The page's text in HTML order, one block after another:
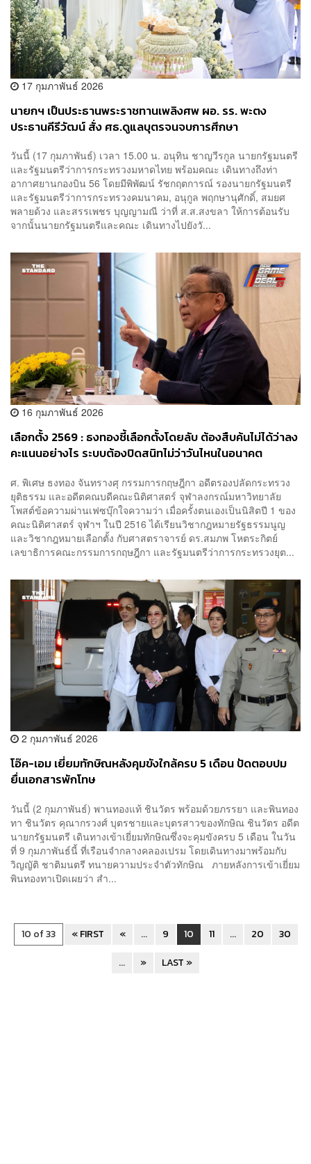
17 กุมภาพันธ์ 2026
นายกฯ เป็นประธานพระราชทานเพลิงศพ ผอ. รร. พะตง
ประธานคีรีวัฒน์ สั่ง ศธ.ดูแลบุตรจนจบการศึกษา
วันนี้ (17 กุมภาพันธ์) เวลา 15.00 น. อนุทิน ชาญวีรกูล นายกรัฐมนตรี
และรัฐมนตรีว่าการกระทรวงมหาดไทย พร้อมคณะ เดินทางถึงท่า
อากาศยานกองบิน 56 โดยมีพิพัฒน์ รัชกฤตการณ์ รองนายกรัฐมนตรี
และรัฐมนตรีว่าการกระทรวงคมนาคม, อนุกูล พฤกษานุศักดิ์, สมยศ
พลายด้วง และสรรเพชร บุญญามณี ว่าที่ ส.ส.สงขลา ให้การต้อนรับ
จากนั้นนายกรัฐมนตรีและคณะ เดินทางไปยังวั...
16 กุมภาพันธ์ 2026
เลือกตั้ง 2569 : ธงทองชี้เลือกตั้งโดยลับ ต้องสืบค้นไม่ได้ว่าลง
คะแนนอย่างไร ระบบต้องปิดสนิทไม่ว่าวันไหนในอนาคต
ศ. พิเศษ ธงทอง จันทรางศุ กรรมการกฤษฎีกา อดีตรองปลัดกระทรวง
ยุติธรรม และอดีตคณบดีคณะนิติศาสตร์ จุฬาลงกรณ์มหาวิทยาลัย
โพสต์ข้อความผ่านเฟซบุ๊กใจความว่า เมื่อครั้งตนเองเป็นนิสิตปี 1 ของ
คณะนิติศาสตร์ จุฬาฯ ในปี 2516 ได้เรียนวิชากฎหมายรัฐธรรมนูญ
และวิชากฎหมายเลือกตั้ง กับศาสตราจารย์ ดร.สมภพ โหตระกิตย์
เลขาธิการคณะกรรมการกฤษฎีกา และรัฐมนตรีว่าการกระทรวงยุต...
2 กุมภาพันธ์ 2026
โอ๊ค-เอม เยี่ยมทักษิณหลังคุมขังใกล้ครบ 5 เดือน ปัดตอบปม
ยื่นเอกสารพักโทษ
วันนี้ (2 กุมภาพันธ์) พานทองแท้ ชินวัตร พร้อมด้วยภรรยา และพินทอง
ทา ชินวัตร คุณากรวงศ์ บุตรชายและบุตรสาวของทักษิณ ชินวัตร อดีต
นายกรัฐมนตรี เดินทางเข้าเยี่ยมทักษิณซึ่งจะคุมขังครบ 5 เดือน ในวัน
ที่ 9 กุมภาพันธ์นี้ ที่เรือนจำกลางคลองเปรม โดยเดินทางมาพร้อมกับ
วิญญัติ ชาติมนตรี ทนายความประจำตัวทักษิณ ภายหลังการเข้าเยี่ยม
พินทองทาเปิดเผยว่า สำ...
10 of 33 « FIRST « ... 9 10 11 ... 20
30
...
» LAST »